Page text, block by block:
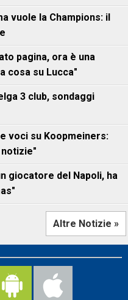
vuole la Champions: il
pagina, ora è una
cosa su Lucca"
3 club, sondaggi
voci su Koopmeiners:
giocatore del Napoli, ha
Altre Notizie »